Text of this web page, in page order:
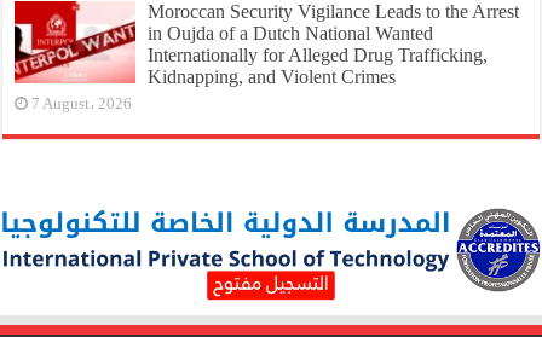
Moroccan Security Vigilance Leads to the Arrest
in Oujda of a Dutch National Wanted
Internationally for Alleged Drug Trafficking,
Kidnapping, and Violent Crimes
7 August، 2026